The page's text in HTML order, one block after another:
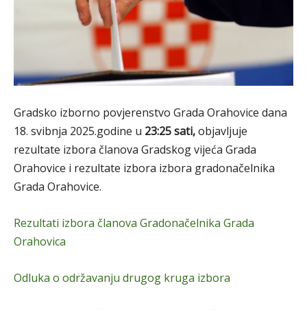
Gradsko izborno povjerenstvo Grada Orahovice dana
18. svibnja 2025.godine u 23:25 sati,objavljuje
rezultate izbora članova Gradskog vijeća Grada
Orahovice i rezultate izbora izbora gradonačelnika
Grada Orahovice.
Rezultati izbora članova Gradonačelnika Grada
Orahovica
Odluka o održavanju drugog kruga izbora